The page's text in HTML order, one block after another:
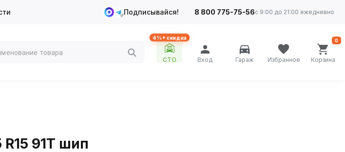
Подписывайся! 8 800 775-75-56с 9:00 до 21:00 ежедневно
4%+ скидка
СТО Вход Гараж Избранное Корзина
0
91T шип